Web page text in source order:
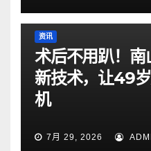
资讯
术后不用趴！南
新技术，让49
机
7月 29, 2026